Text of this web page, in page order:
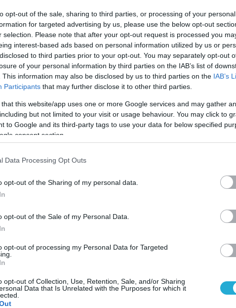
opt-out of the sale, sharing to third parties, or processing of your
for targeted advertising by us, please use the below opt-out
selection. Please note that after your opt-out request is processed you
interest-based ads based on personal information utilized by us or
to third parties prior to your opt-out. You may separately opt-out
of your personal information by third parties on the IAB’s list of
This information may also be disclosed by us to third parties on the IAB’s
Participants that may further disclose it to other third parties.
that this website/app uses one or more Google services and may gather
but not limited to your visit or usage behaviour. You may click to
to Google and its third-party tags to use your data for below specified
consent section.
Data Processing Opt Outs
opt-out of the Sharing of my personal data.
opt-out of the Sale of my Personal Data.
opt-out of processing my Personal Data for Targeted
opt-out of Collection, Use, Retention, Sale, and/or Sharing
Data that Is Unrelated with the Purposes for which it
1-3
0-3
0-3
0-3
0-3
#ΠΑΝΑΧΑΪΚΗ #ΧΑΝΙΑ